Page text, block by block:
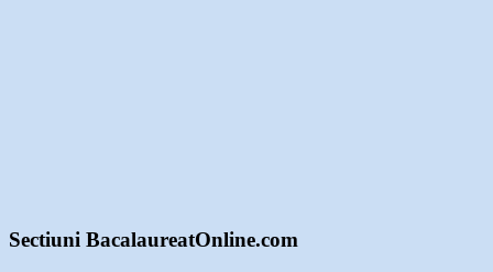
Sectiuni BacalaureatOnline.com